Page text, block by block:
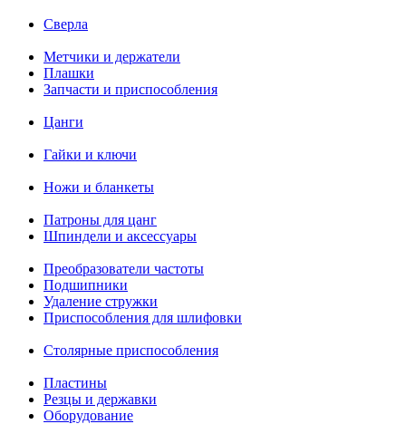
Сверла
Метчики и держатели
Плашки
Запчасти и приспособления
Цанги
Гайки и ключи
Ножи и бланкеты
Патроны для цанг
Шпиндели и аксессуары
Преобразователи частоты
Подшипники
Удаление стружки
Приспособления для шлифовки
Столярные приспособления
Пластины
Резцы и державки
Оборудование